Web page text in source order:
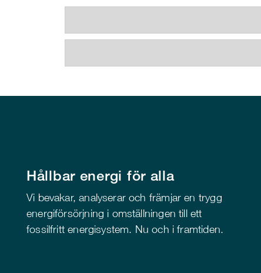
Hållbar energi för alla
Vi bevakar, analyserar och främjar en trygg
energiförsörjning i omställningen till ett
fossilfritt energisystem. Nu och i framtiden.